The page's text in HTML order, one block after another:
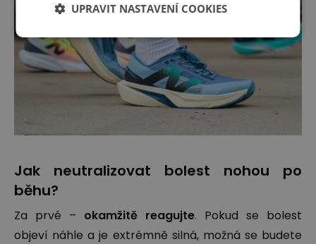
Jak neutralizovat bolest nohou po
běhu?
Za prvé – okamžitě reagujte. Pokud se bolest
objeví náhle a je extrémně silná, možná se budete
UPRAVIT NASTAVENÍ COOKIES